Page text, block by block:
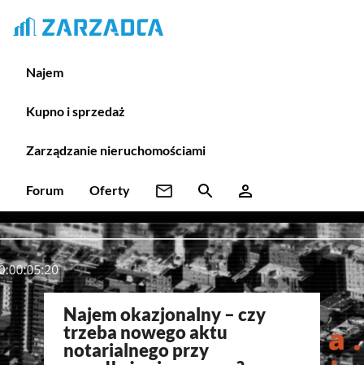
Najem
Kupno i sprzedaż
Zarządzanie nieruchomościami
Forum Oferty
Najem okazjonalny – czy
trzeba nowego aktu
notarialnego przy